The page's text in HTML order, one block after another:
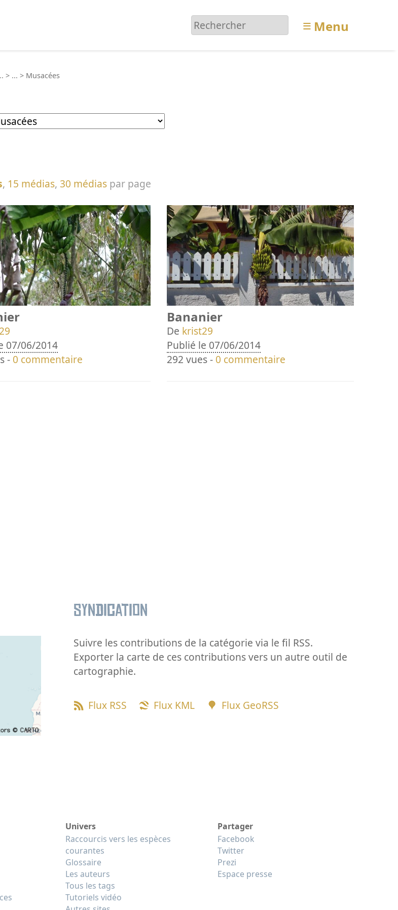
≡ Menu
> ... > Musacées
, 15 médias, 30 médias par page
07/06/2014
- 0 commentaire
Bananier
De krist29
Publié le 07/06/2014
292 vues - 0 commentaire
Syndication
Suivre les contributions de la catégorie via le fil RSS.
Exporter la carte de ces contributions vers un autre outil de
cartographie.
Flux RSS Flux KML Flux GeoRSS
Univers
Raccourcis vers les espèces
courantes
Glossaire
Les auteurs
Tous les tags
Tutoriels vidéo
Partager
Facebook
Twitter
Prezi
Espace presse